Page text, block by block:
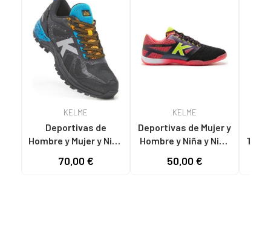
KELME
Deportivas de
Hombre y Mujer y Niña
TRAVEL 46970-720
70,00 €
KELME
Deportivas de Mujer y
Hombre y Niña y Niño
FUTBOL SALA
50,00 €